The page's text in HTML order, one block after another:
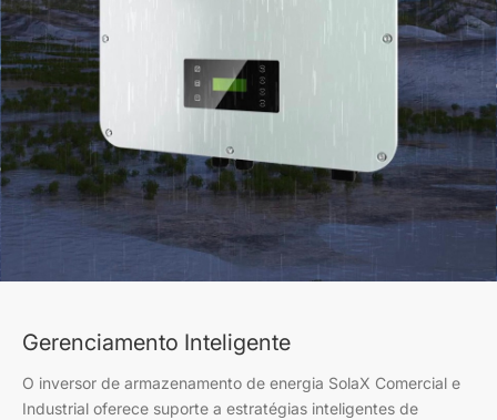
Gerenciamento Inteligente
O inversor de armazenamento de energia SolaX Comercial e
Industrial oferece suporte a estratégias inteligentes de